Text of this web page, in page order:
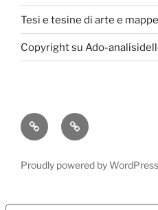
Tesi e tesine di arte e
Copyright su Ado-
Privacy
Policy
Cookie
Poicy
Proudly powered by WordPress